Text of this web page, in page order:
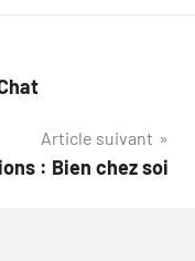
Article suivant
: Bien chez soi